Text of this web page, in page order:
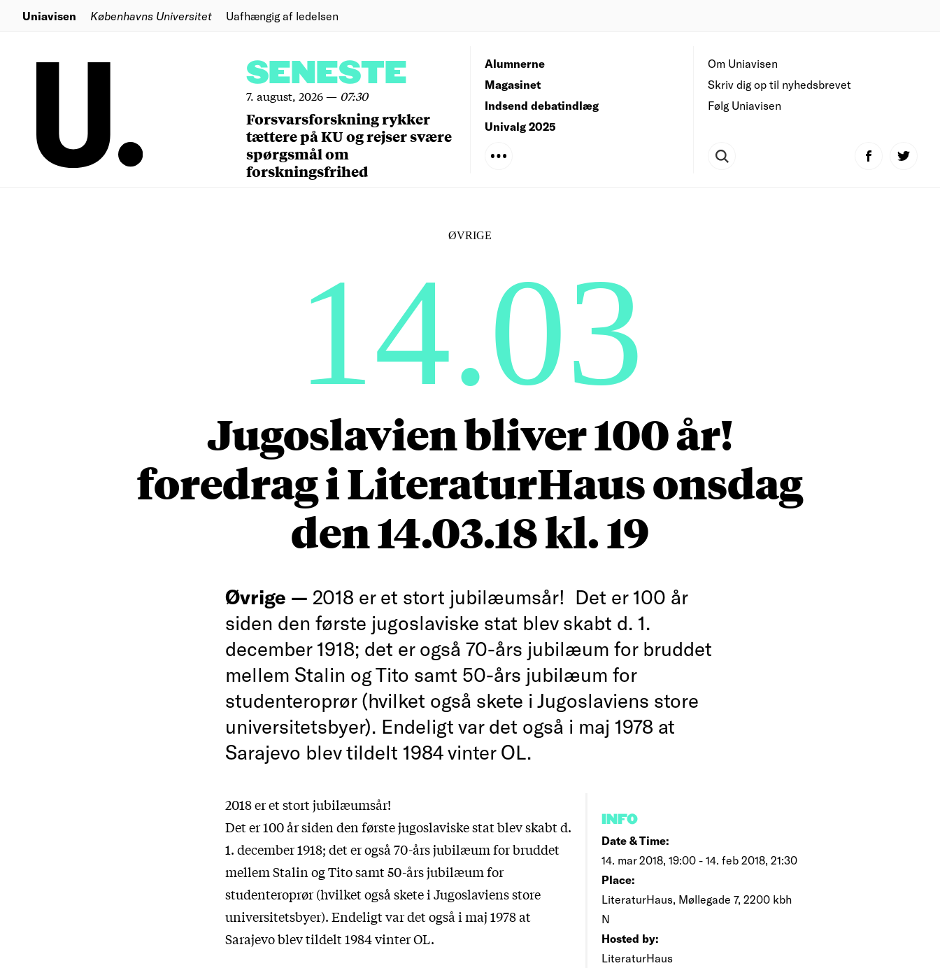
Uniavisen Københavns Universitet Uafhængig af ledelsen
SENESTE
7. august, 2026— 07:30
Forsvarsforskning rykker
tættere på KU og rejser svære
spørgsmål om
forskningsfrihed
Om Uniavisen
Skriv dig op til nyhedsbrevet
Følg Uniavisen
Alumnerne
Magasinet
Indsend debatindlæg
Univalg 2025
ØVRIGE
14.03
Jugoslavien bliver 100 år!
foredrag i LiteraturHaus onsdag
den 14.03.18 kl. 19
Øvrige — 2018 er et stort jubilæumsår! Det er 100 år
siden den første jugoslaviske stat blev skabt d. 1.
december 1918; det er også 70-års jubilæum for bruddet
mellem Stalin og Tito samt 50-års jubilæum for
studenteroprør (hvilket også skete i Jugoslaviens store
universitetsbyer). Endeligt var det også i maj 1978 at
Sarajevo blev tildelt 1984 vinter OL.
INFO
Date & Time:
14. mar 2018, 19:00 - 14. feb 2018, 21:30
Place:
LiteraturHaus, Møllegade 7, 2200 kbh
N
Hosted by:
LiteraturHaus
2018 er et stort jubilæumsår!
Det er 100 år siden den første jugoslaviske stat blev skabt d.
1. december 1918; det er også 70-års jubilæum for bruddet
mellem Stalin og Tito samt 50-års jubilæum for
studenteroprør (hvilket også skete i Jugoslaviens store
universitetsbyer). Endeligt var det også i maj 1978 at
Sarajevo blev tildelt 1984 vinter OL.